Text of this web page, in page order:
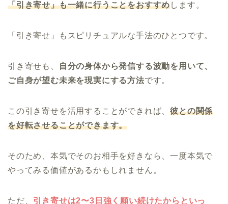
「引き寄せ」も一緒に行うことをおすすめします。
「引き寄せ」もスピリチュアルな手法のひとつです。
引き寄せも、
自分の身体から発信する波動を用いて、
ご自身が望む未来を現実にする方法です。
この引き寄せを活用することができれば、彼との関係
を好転させることができます。
そのため、本気でそのお相手を好きなら、一度本気で
やってみる価値があるかもしれません。
ただ、 引き寄せは2〜3日強く願い続けたからといっ